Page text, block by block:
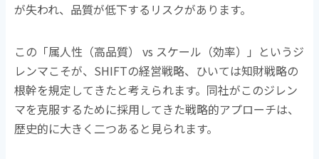
が失われ、品質が低下するリスクがあります。
この「属人性（高品質） vs スケール（効率）」というジ
レンマこそが、 SHIFTの経営戦略、ひいては知財戦略の
根幹を規定してきたと考えられます。同社がこのジレン
マを克服するために採用してきた戦略的アプローチは、
歴史的に大きく二つあると見られます。